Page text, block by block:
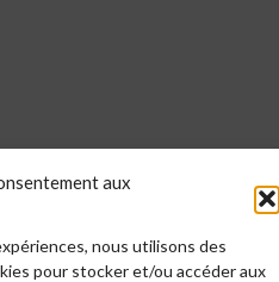
aux
nous utilisons des
pour stocker et/ou accéder aux